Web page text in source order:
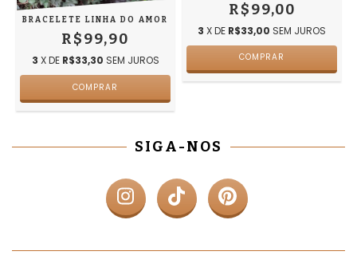
BRACELETE LINHA DO AMOR
R$99,90
3 X DE R$33,30 SEM JUROS
R$99,00
3 X DE R$33,00 SEM JUROS
COMPRAR
SIGA-NOS